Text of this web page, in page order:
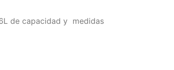
de capacidad y medidas